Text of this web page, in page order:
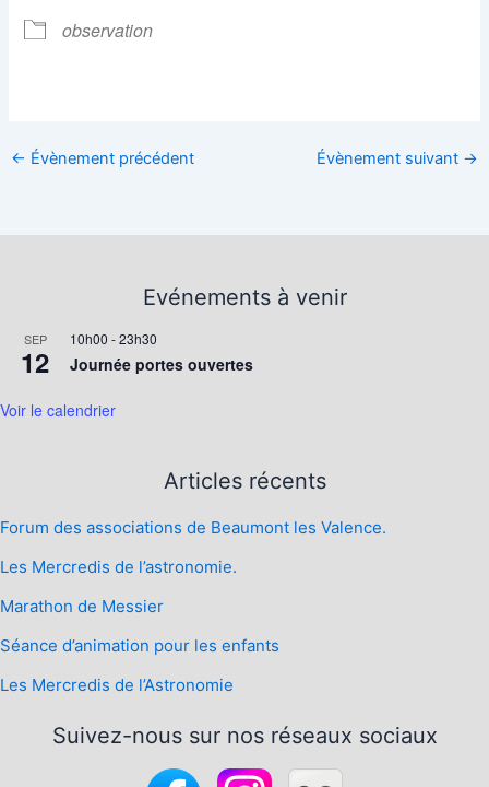
observation
← Évènement précédent Évènement suivant →
Evénements à venir
SEP
12
10h00 -23h30
Journée portes ouvertes
Voir le calendrier
Articles récents
Forum des associations de Beaumont les Valence.
Les Mercredis de l’astronomie.
Marathon de Messier
Séance d’animation pour les enfants
Les Mercredis de l’Astronomie
Suivez-nous sur nos réseaux sociaux